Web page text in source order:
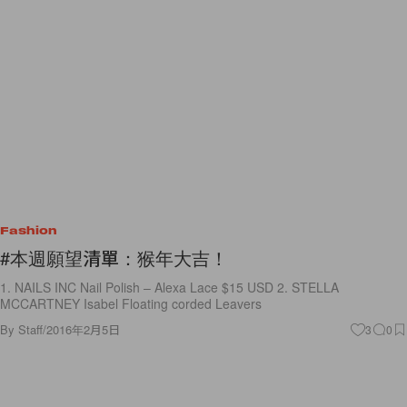
Fashion
#本週願望清單：猴年大吉！
1. NAILS INC Nail Polish – Alexa Lace $15 USD 2. STELLA
MCCARTNEY Isabel Floating corded Leavers
By Staff/2016年2月5日 3 0